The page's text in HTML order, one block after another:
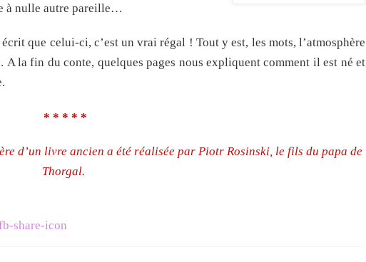
à nulle autre pareille…
que celui-ci, c’est un vrai régal ! Tout y est, les mots, l’atmosphère
la fin du conte, quelques pages nous expliquent comment il est né et
* * * * *
d’un livre ancien a été réalisée par Piotr Rosinski, le fils du papa de
Thorgal.